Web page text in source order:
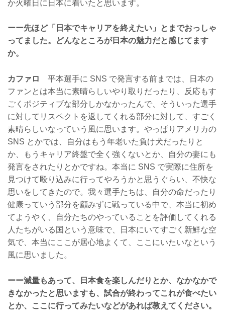
か火曜日に日本に着いたと思います。
ーー先ほど「日本でキャリアを終えたい」とまでおっしゃ
ってました。どんなところが日本の魅力だと感じてます
か。
カファロ
平本選手に SNS で発言する前までは、日本の
ファンとは本当に素晴らしいやり取りだったり、反応もす
ごくポジティブな部分しかなかったんで、そういった選手
に対してリスペクトを返してくれる部分に対して、すごく
素晴らしいなっていう風に思います。やっぱりアメリカの
SNS とかでは、自分はもう年老いた負け犬だったりと
か、もうキャリア終盤で全く強くないとか、自分の妻にも
発言をされたりとかですね。本当に SNS で実際に住所を
見つけて殴り込みに行ってやろうかと思うぐらい、不快な
思いをしてきたので。我々選手たちは、自分の命だったり
健康っていう部分を顧みずに戦っている中で、本当に初め
てようやく、自分たちのやっていることを評価してくれる
人たちがいる国という意味で、日本にいてすごく新鮮な空
気で、本当にここが居心地よくて、ここにいたいなという
風に思いました。
ーー減量もあって、日本食を楽しんだりとか、なかなかで
きなかったと思いますも、試合が終わってこれが食べたい
とか、ここに行ってみたいなどがあれば教えてください。